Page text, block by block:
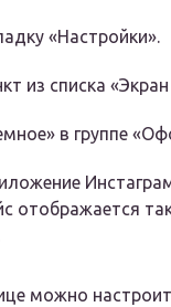
«Настройки».
из списка
в группе
отображается
можно